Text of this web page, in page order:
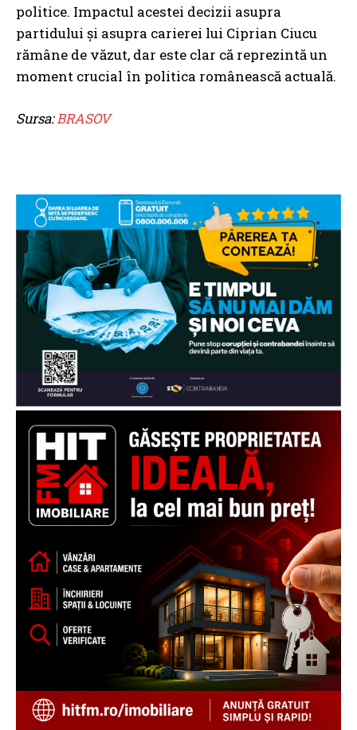
politice. Impactul acestei decizii asupra
partidului și asupra carierei lui Ciprian Ciucu
rămâne de văzut, dar este clar că reprezintă un
moment crucial în politica românească actuală.
Sursa:BRASOV